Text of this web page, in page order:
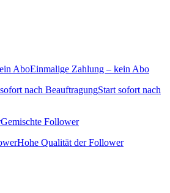
Einmalige Zahlung – kein Abo
Start sofort nach
Gemischte Follower
Hohe Qualität der Follower